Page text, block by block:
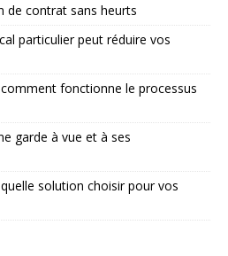
de contrat sans heurts
particulier peut réduire vos
fonctionne le processus
garde à vue et à ses
solution choisir pour vos